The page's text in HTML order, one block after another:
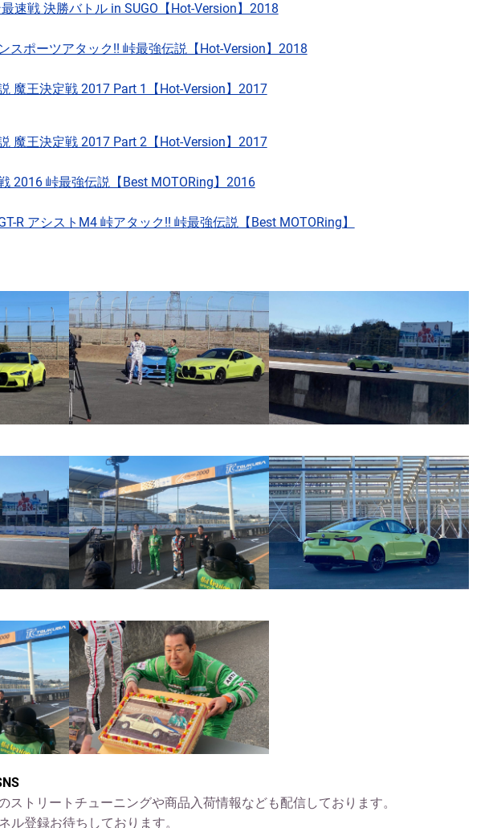
最速戦 決勝バトル in SUGO【Hot-Version】2018
スポーツアタック!! 峠最強伝説【Hot-Version】2018
魔王決定戦 2017 Part 1【Hot-Version】2017
魔王決定戦 2017 Part 2【Hot-Version】2017
2016 峠最強伝説【Best MOTORing】2016
R アシストM4 峠アタック!! 峠最強伝説【Best MOTORing】
ストリートチューニングや商品入荷情報なども配信しております。
ル登録お待ちしております。